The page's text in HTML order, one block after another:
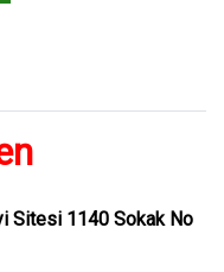
Sitesi 1140 Sokak No